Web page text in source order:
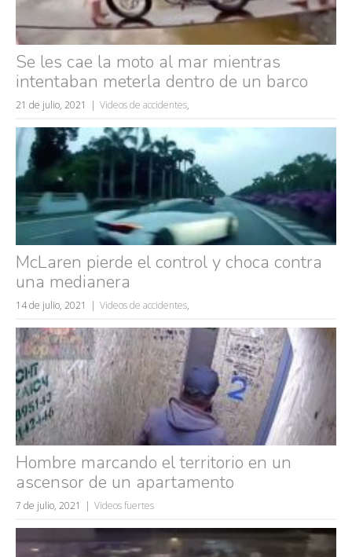
Búsquedas populares
mujeres guapas
volver a nacer
accidentes
wtf
rusos
caídas
Se les cae la moto al mar mientras
intentaban meterla dentro de un barco
21 de julio, 2021 Videos de accidentes,
McLaren pierde el control y choca contra
una medianera
14 de julio, 2021 Videos de accidentes,
Hombre marcando el territorio en un
ascensor de un apartamento
7 de julio, 2021 Videos fuertes